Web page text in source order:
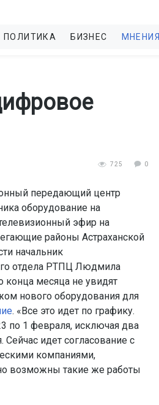
ПОЛИТИКА БИЗНЕС МНЕНИЯ
725 0
передающий центр
оборудование на
эфир на
районы Астраханской
начальник
отдела РТПЦ Людмила
конца месяца не увидят
нового оборудования для
. «Все это идет по графику.
по 1 февраля, исключая два
идет согласование с
компаниями,
возможны такие же работы